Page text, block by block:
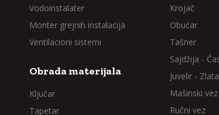
Vodoinstalater
Monter grejnih instalacija
Ventilacioni sistemi
Obrada materijala
Ključar
Tapetar
Krojač
Obućar
Tašner
Sajdžija -
Juvelir -
Mašinski vez
Ručni vez